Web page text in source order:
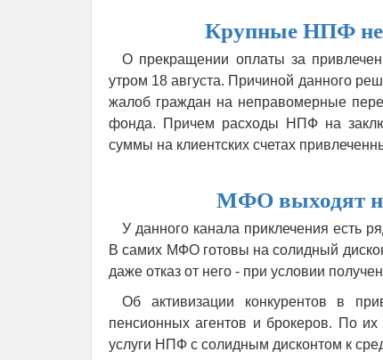
Крупные НПФ не
О прекращении оплаты за
утром 18 августа. Причиной данного
жалоб граждан на неправомерные
фонда. Причем расходы НПФ на
суммы на клиентских счетах
МФО выходят
У данного канала приклечения есть
В самих МФО готовы на солидный
даже отказ от него - при условии
Об активизации конкурентов в
пенсионных агентов и брокеров. По
услуги НПФ с солидным дисконтом к